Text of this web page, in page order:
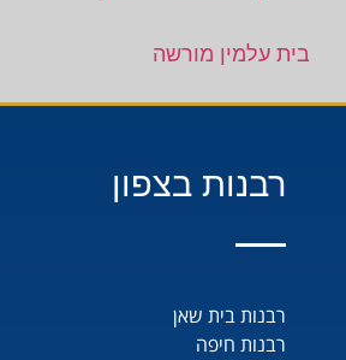
בית עלמין מורשה
רבנות בצפון
רבנות בית שאן
רבנות חיפה